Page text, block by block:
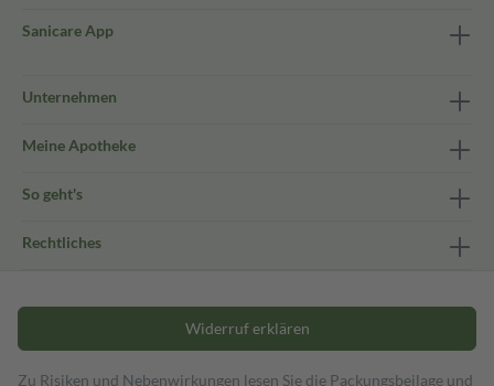
Sanicare App
Unternehmen
Meine Apotheke
So geht's
Rechtliches
Widerruf erklären
Zu Risiken und Nebenwirkungen lesen Sie die Packungsbeilage und